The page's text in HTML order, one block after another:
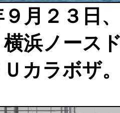
９月２３日
浜ノース
Ｕカラボザ